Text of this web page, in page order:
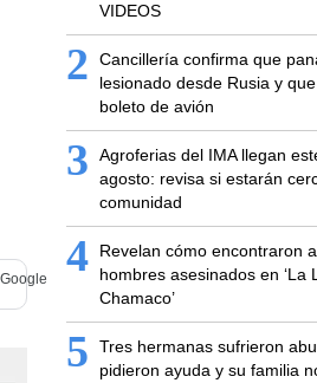
VIDEOS
2
Cancillería confirma que
lesionado desde Rusia y
boleto de avión
3
Agroferias del IMA llegan
agosto: revisa si estarán
comunidad
4
Revelan cómo encontraron
hombres asesinados en ‘La
Chamaco’
5
Tres hermanas sufrieron
pidieron ayuda y su familia